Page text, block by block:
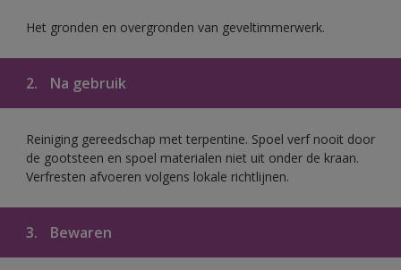
Het gronden en overgronden van geveltimmerwerk.
2. Na gebruik
Reiniging gereedschap met terpentine. Spoel verf nooit door
de gootsteen en spoel materialen niet uit onder de kraan.
Verfresten afvoeren volgens lokale richtlijnen.
3. Bewaren